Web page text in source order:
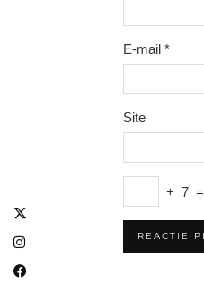
E-mail *
Site
+ 7 =